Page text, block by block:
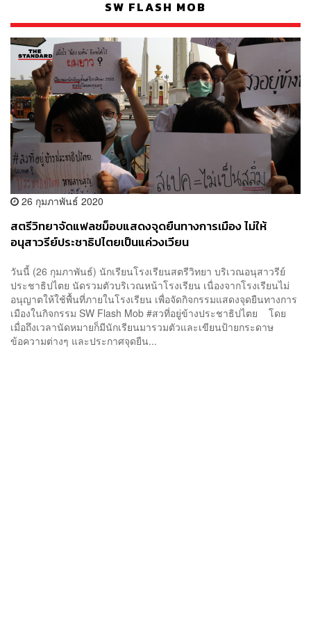
SW FLASH MOB
26 กุมภาพันธ์ 2020
สตรีวิทยาจัดแฟลชม็อบแสดงจุดยืนทางการเมือง ไม่ให้
อนุสาวรีย์ประชาธิปไตยเป็นแค่วงเวียน
วันนี้ (26 กุมภาพันธ์) นักเรียนโรงเรียนสตรีวิทยา บริเวณอนุสาวรีย์
ประชาธิปไตย นัดรวมตัวบริเวณหน้าโรงเรียน เนื่องจากโรงเรียนไม่
อนุญาตให้ใช้พื้นที่ภายในโรงเรียน เพื่อจัดกิจกรรมแสดงจุดยืนทางการ
เมืองในกิจกรรม SW Flash Mob #สวที่อยู่ข้างประชาธิปไตย โดย
เมื่อถึงเวลานัดหมายก็มีนักเรียนมารวมตัวและเขียนป้ายกระดาษ
ข้อความต่างๆ และประกาศจุดยืน...